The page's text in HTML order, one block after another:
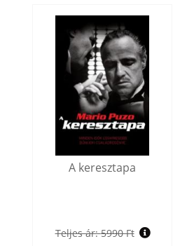
A keresztapa
Teljes ár:5990 Ft